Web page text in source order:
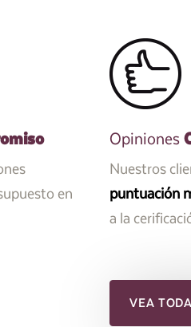
en
Opiniones
Nuestros
puntuación
a la
VEA